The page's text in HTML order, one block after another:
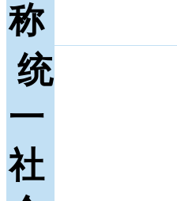
称
统
一
社